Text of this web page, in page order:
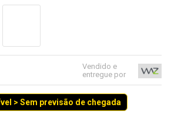
Vendido e
entregue por
> Sem previsão de chegada
3º
teclado
5º
openbox
7º
mouse
8º
controle